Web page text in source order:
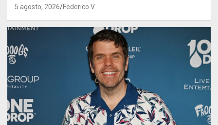
5 agosto, 2026 Federico V.